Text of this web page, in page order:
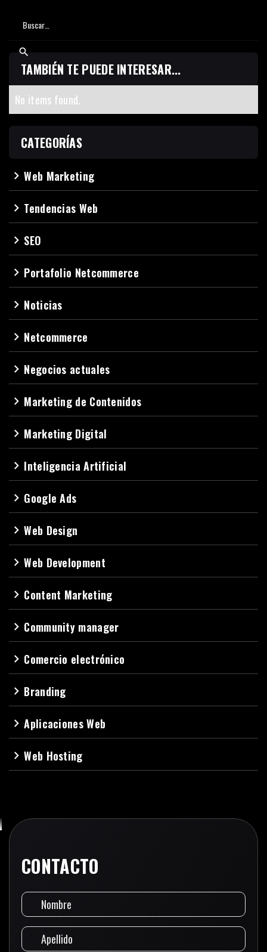
TAMBIÉN TE PUEDE INTERESAR...
No items found.
CATEGORÍAS
navigate_nextWeb Marketing
navigate_next Tendencias Web
navigate_next SEO
navigate_next Portafolio Netcommerce
navigate_next Noticias
navigate_next Netcommerce
navigate_next Negocios actuales
navigate_next Marketing de Contenidos
navigate_next Marketing Digital
navigate_next Inteligencia Artificial
navigate_next Google Ads
navigate_nextWeb Design
navigate_nextWeb Development
navigate_next Content Marketing
navigate_next Community manager
navigate_next Comercio electrónico
navigate_next Branding
navigate_nextAplicaciones Web
navigate_nextWeb Hosting
CONTACTO